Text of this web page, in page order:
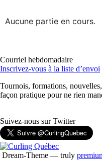
Aucune partie en cours.
Courriel hebdomadaire
Inscrivez-vous à la liste d’envoi
Tournois, formations,
façon pratique pour ne rien
Suivez-nous sur Twitter
Dream-Theme — truly